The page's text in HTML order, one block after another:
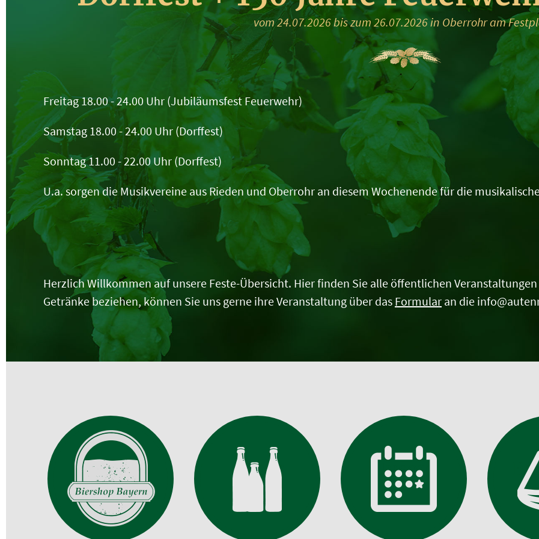
vom 24.07.2026 bis zum 26.07.2026 in Oberrohr am
Freitag 18.00 - 24.00 Uhr (Jubiläumsfest Feuerwehr)
Samstag 18.00 - 24.00 Uhr (Dorffest)
Sonntag 11.00 - 22.00 Uhr (Dorffest)
U.a. sorgen die Musikvereine aus Rieden und Oberrohr an diesem Wochenende für die
Herzlich Willkommen auf unsere Feste-Übersicht. Hier finden Sie alle öffentlichen
Getränke beziehen, können Sie uns gerne ihre Veranstaltung über das Formular an die